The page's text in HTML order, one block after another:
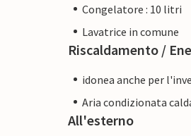
Congelatore : 10 litri
Lavatrice in comune
Riscaldamento /
idonea anche per
Aria condizionata
All'esterno